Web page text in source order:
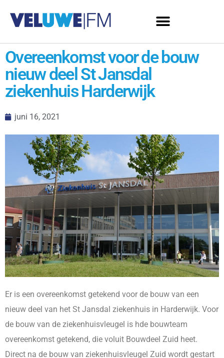
Overeenkomst voor de bouw
nieuw deel St Jansdal
ziekenhuis Harderwijk
juni 16, 2021
Er is een overeenkomst getekend voor de bouw van een
nieuw deel van het St Jansdal ziekenhuis in Harderwijk. Voor
de bouw van de ziekenhuisvleugel is hde bouwteam
overeenkomst getekend, die voluit Bouwdeel Zuid heet.
Direct na de bouw van ziekenhuisvleugel Zuid wordt gestart